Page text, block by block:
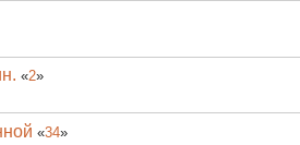
«2»
«34»